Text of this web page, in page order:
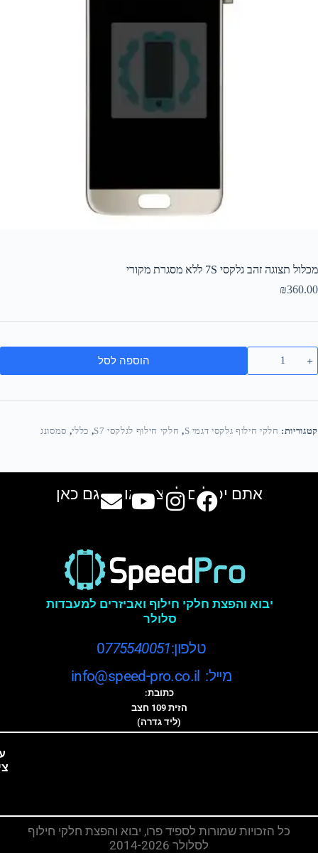
מכלול תצוגה זהב גלקסי 7S ללא מסגרת מקורי
₪360.00
הוספה לסל
קטגוריות: חלקי חילוף גלקסי דגמי S , חלקי חילוף לגלקסי S7 , כללי, סמסונג
אתם יכולים למצוא אותנו גם כאן
יבוא והפצת חלקי חילוף ואביזרים למעבדות
סלולר
טלפון:0775540051
מייל: info@speed-pro.co.il
כתובת:
הזית 109 חצב
(ליד גדרה)
כל הזכויות שמורות לספיד פרו, יבוא והפצת חלקי חילוף
לסלולר 2014-2026